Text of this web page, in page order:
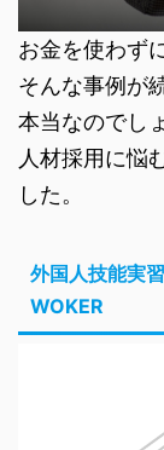
お金を使わず
そんな事例が
本当なのでし
人材採用に悩
した。
外国人技能実
WOKER